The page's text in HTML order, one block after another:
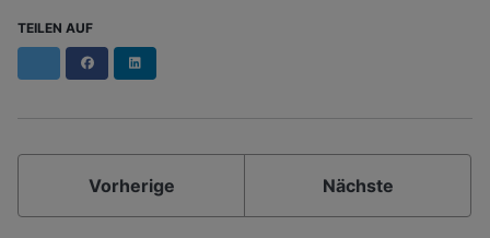
TEILEN AUF
Facebook
Vorherige Nächste